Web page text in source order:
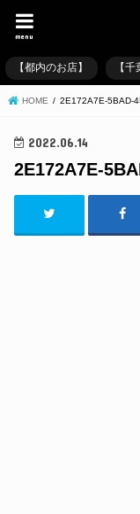
menu
【都内のお店】 【
HOME 2E172A7E-5BAD-
2022.06.14
2E172A7E-